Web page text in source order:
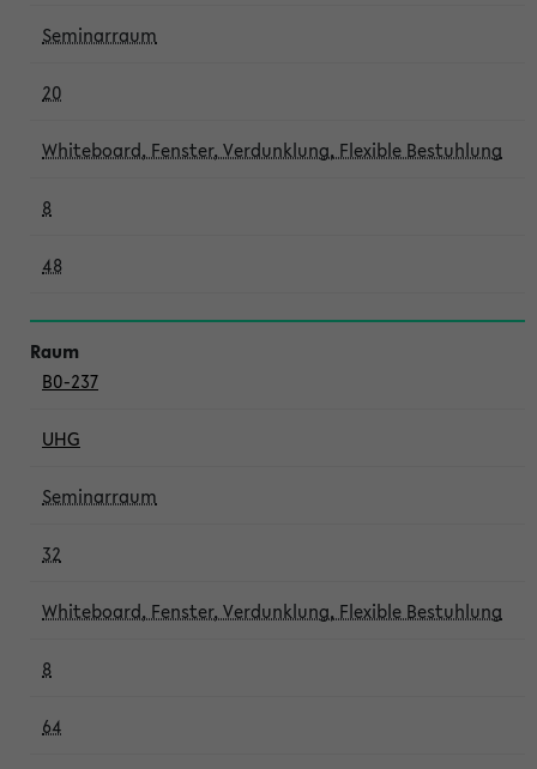
Seminarraum
20
Whiteboard, Fenster, Verdunklung, Flexible Bestuhlung
8
48
B0-237
UHG
Seminarraum
32
Whiteboard, Fenster, Verdunklung, Flexible Bestuhlung
8
64